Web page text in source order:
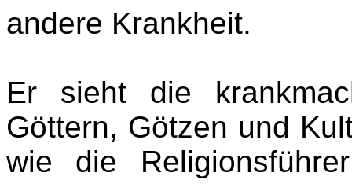
andere Krankheit.
Er sieht die
Göttern, Götzen und
wie die